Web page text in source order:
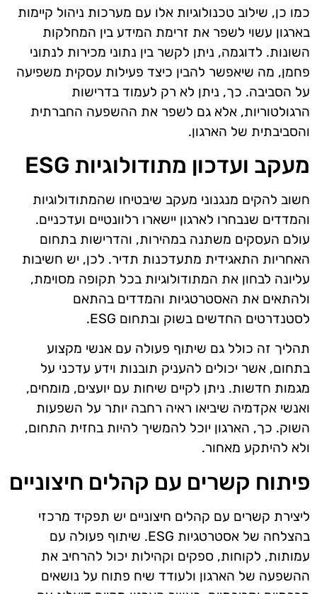
כמו כן, שילוב טכנולוגיות אלו עם מערכות ניהול קיימות
בארגון עשוי לשפר את זרימת המידע בין המחלקות
השונות. לדוגמה, ניתן לקשר בין נתוני מכירות לנתוני
פחמן, מה שיאפשר להבין כיצד פעילות עסקית משפיעה
על הסביבה. כך, ניתן לא רק לעמוד בדרישות
הרגולטוריות, אלא גם לשפר את ההשפעה החברתית
והסביבתית של הארגון.
מעקב ועדכון מתודולוגיות ESG
חשוב להקים מנגנוני מעקב שיבטיחו שהמתודולוגיות
והמדדים שנבחרו לארגון יישארו רלוונטיים ועדכניים.
עולם העסקים משתנה במהירות, והדרישות בתחום
האחריות התאגידית מתעדכנות תדיר. לכן, יש חשיבות
עליונה לבחון את המתודולוגיות בכל תקופה מסוימת,
ולהתאים את האסטרטגיות והמדדים בהתאם
לסטנדרטים החדשים בשוק ובתחום ESG.
תהליך זה כולל גם שיתוף פעולה עם אנשי מקצוע
בתחום, אשר יכולים להעניק תובנות וידע עדכני על
מגמות חדשות. ניתן לקיים שיחות עם יועצים, מומחים,
ואנשי אקדמיה שיביאו ראיה רחבה יותר על השפעות
השוק. כך, הארגון יוכל להמשיך להיות בחזית התחום,
ולא להיתקע מאחור.
פיתוח קשרים עם קהלים חיצוניים
ליצירת קשרים עם קהלים חיצוניים יש תפקיד מרכזי
בהצלחה של אסטרטגיות ESG. שיתוף פעולה עם
עמותות, לקוחות, ספקים וקהילות יכול להרחיב את
ההשפעה של הארגון ולעודד שיח פתוח על נושאים